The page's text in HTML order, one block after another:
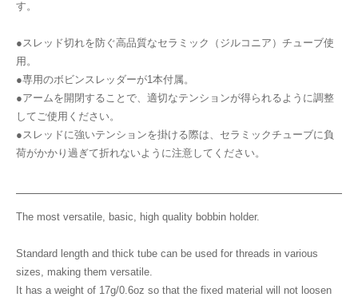
す。
●スレッド切れを防ぐ高品質なセラミック（ジルコニア）チューブ使
用。
●専用のボビンスレッダーが1本付属。
●アームを開閉することで、適切なテンションが得られるように調整
してご使用ください。
●スレッドに強いテンションを掛ける際は、セラミックチューブに負
荷がかかり過ぎて折れないように注意してください。
The most versatile, basic, high quality bobbin holder.
Standard length and thick tube can be used for threads in various
sizes, making them versatile.
It has a weight of 17g/0.6oz so that the fixed material will not loosen